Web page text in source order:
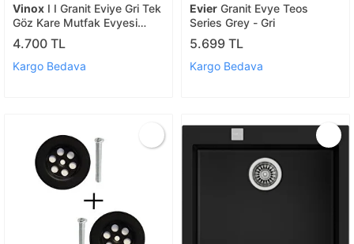
Vinox I I Granit Eviye Gri Tek
Göz Kare Mutfak Evyesi
55x50cm (vx-55)
4.700 TL
Kargo Bedava
Evier Granit Evye Teos
Series Grey - Gri
5.699 TL
Kargo Bedava